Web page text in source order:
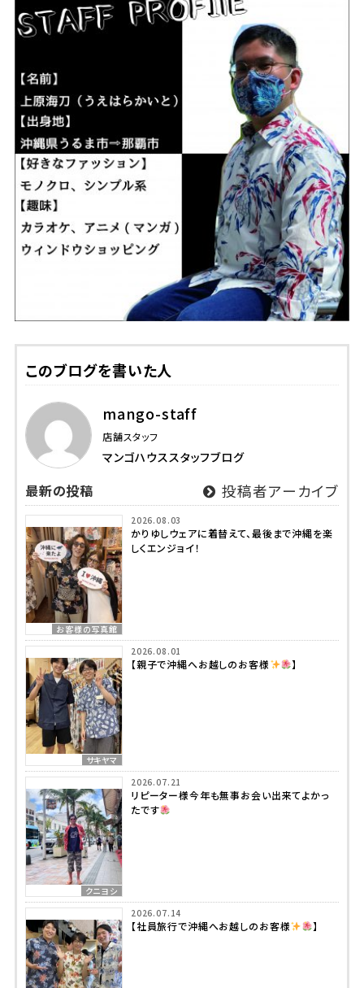
このブログを書いた人
mango-staff
店舗スタッフ
マンゴハウススタッフブログ
最新の投稿 投稿者アーカイブ
お客様の写真館
2026.08.03
かりゆしウェアに着替えて、最後まで沖縄を楽
しくエンジョイ！
サキヤマ
2026.08.01
【親子で沖縄へお越しのお客様 】
クニヨシ
2026.07.21
リピーター様今年も無事お会い出来てよかっ
たです
2026.07.14
【社員旅行で沖縄へお越しのお客様 】